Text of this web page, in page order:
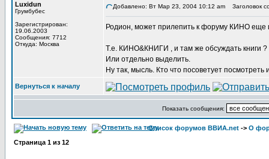
Luxidun
Грумбубес
Зарегистрирован:
19.06.2003
Сообщения: 7712
Откуда: Москва
Добавлено: Вт Мар 23, 2004 10:12 am Заголовок
Родион, может прилепить к форуму КИНО
Т.е. КИНО&КНИГИ , и там же обсуждать книги ?
Или отдельно выделить.
Ну так, мысль. Кто что посоветует посмотреть
Вернуться к началу
Показать сообщения:
Список форумов ВВИА.net -> О
Страница 1 из 12